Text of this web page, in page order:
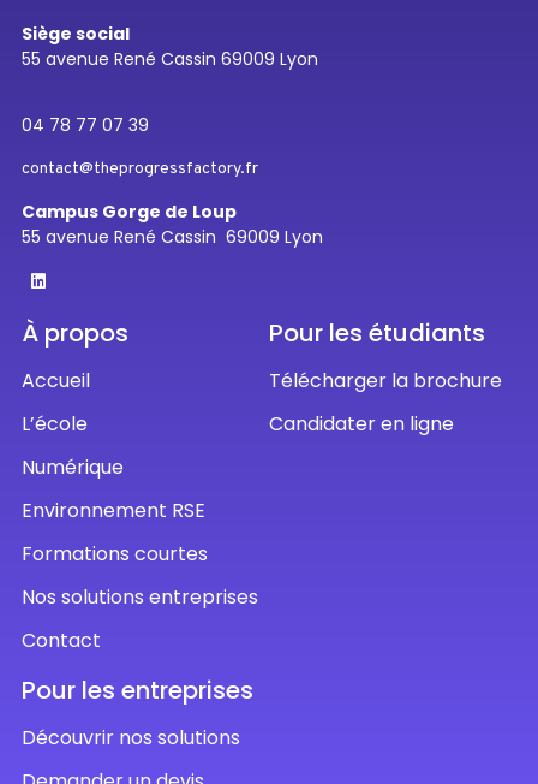
Siège social
55 avenue René Cassin 69009 Lyon
04 78 77 07 39
contact@theprogressfactory.fr
Campus Gorge de Loup
55 avenue René Cassin 69009 Lyon
À propos
Accueil
L’école
Numérique
Environnement RSE
Formations courtes
Nos solutions entreprises
Contact
Pour les étudiants
Télécharger la brochure
Candidater en ligne
Pour les entreprises
Découvrir nos solutions